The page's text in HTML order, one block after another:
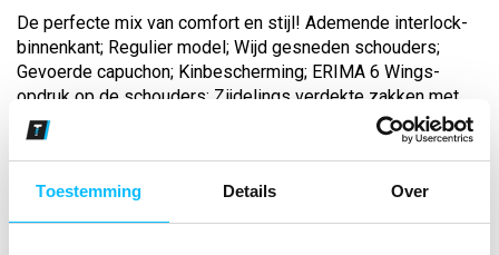
Toestemming Details Over
De perfecte mix van comfort en stijl! Ademende interlock-
binnenkant; Regulier model; Wijd gesneden schouders;
Gevoerde capuchon; Kinbescherming; ERIMA 6 Wings-
opdruk op de schouders; Zijdelings verdekte zakken met
ritssluiting...
Bekijk andere kleuren